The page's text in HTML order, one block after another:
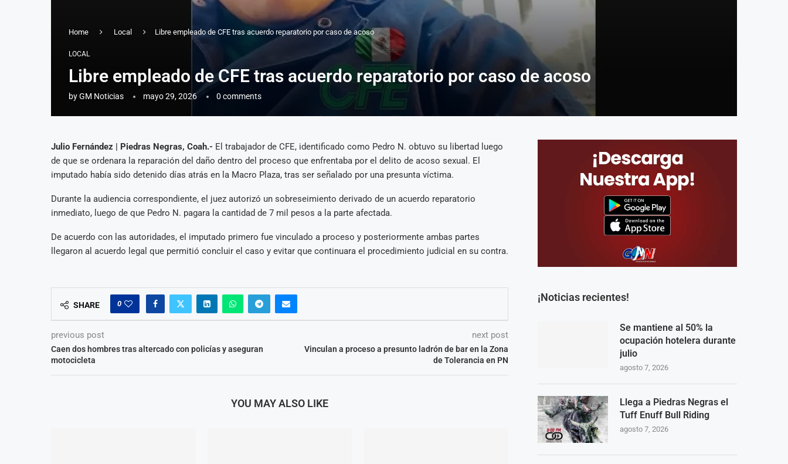
Home Local Libre empleado de CFE tras acuerdo reparatorio por caso de acoso
LOCAL
Libre empleado de CFE tras acuerdo reparatorio por caso de acoso
byGM Noticias mayo 29, 2026 0 comments
Julio Fernández | Piedras Negras, Coah.- El trabajador de CFE, identificado como Pedro N. obtuvo su libertad luego
de que se ordenara la reparación del daño dentro del proceso que enfrentaba por el delito de acoso sexual. El
imputado había sido detenido días atrás en la Macro Plaza, tras ser señalado por una presunta víctima.
Durante la audiencia correspondiente, el juez autorizó un sobreseimiento derivado de un acuerdo reparatorio
inmediato, luego de que Pedro N. pagara la cantidad de 7 mil pesos a la parte afectada.
De acuerdo con las autoridades, el imputado primero fue vinculado a proceso y posteriormente ambas partes
llegaron al acuerdo legal que permitió concluir el caso y evitar que continuara el procedimiento judicial en su contra.
SHARE 0
previous post
Caen dos hombres tras altercado con policías y aseguran
motocicleta
next post
Vinculan a proceso a presunto ladrón de bar en la Zona
de Tolerancia en PN
YOU MAY ALSO LIKE
¡Noticias recientes!
Se mantiene al 50% la
ocupación hotelera durante
julio
agosto 7, 2026
Llega a Piedras Negras el
Tuff Enuff Bull Riding
agosto 7, 2026